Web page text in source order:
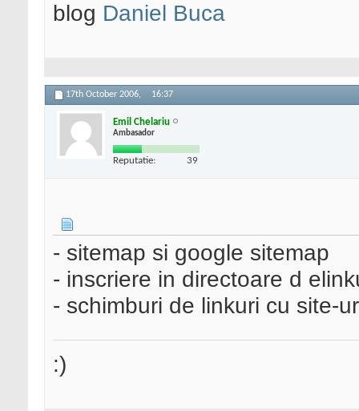
blog Daniel Buca
17th October 2006, 16:37
Emil Chelariu
Ambasador
Reputatie: 39
- sitemap si google sitemap
- inscriere in directoare d
- schimburi de linkuri cu site-
:)